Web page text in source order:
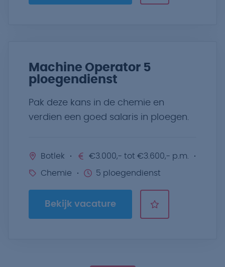
Machine Operator 5
ploegendienst
Pak deze kans in de chemie en
verdien een goed salaris in ploegen.
Botlek €3.000,- tot €3.600,- p.m.
Chemie 5 ploegendienst
Bekijk vacature